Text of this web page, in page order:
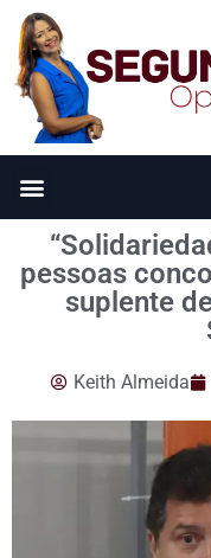
pessoas
suplente
Keith Almeida